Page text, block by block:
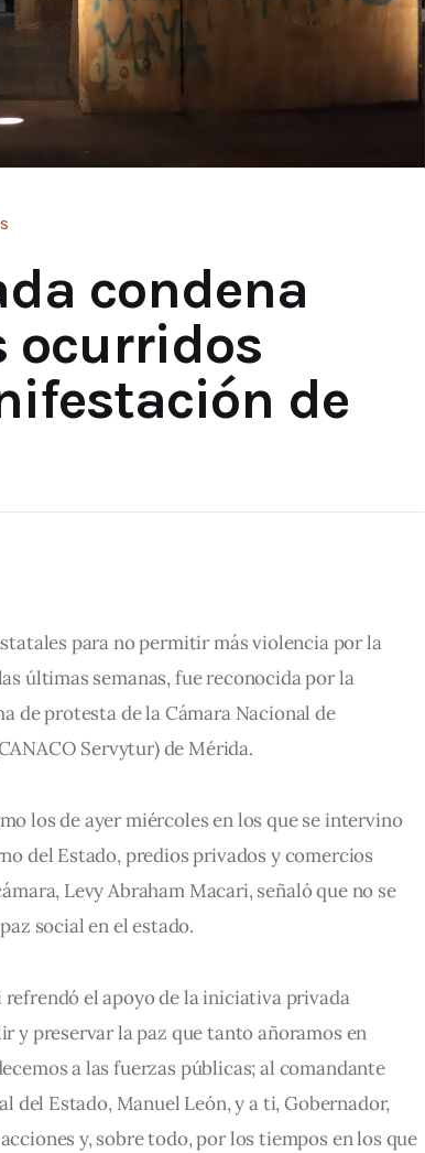
condena
ocurridos
de
para no permitir más violencia por la
últimas semanas, fue reconocida por la
de protesta de la Cámara Nacional de
Servytur) de Mérida.
los de ayer miércoles en los que se intervino
del Estado, predios privados y comercios
Levy Abraham Macari, señaló que no se
social en el estado.
refrendó el apoyo de la iniciativa privada
y preservar la paz que tanto añoramos en
a las fuerzas públicas; al comandante
del Estado, Manuel León, y a ti, Gobernador,
y, sobre todo, por los tiempos en los que